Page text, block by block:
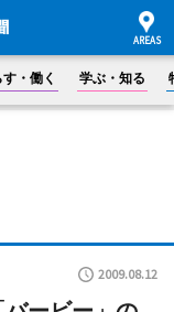
・働く 学ぶ・知る
2009.08.12